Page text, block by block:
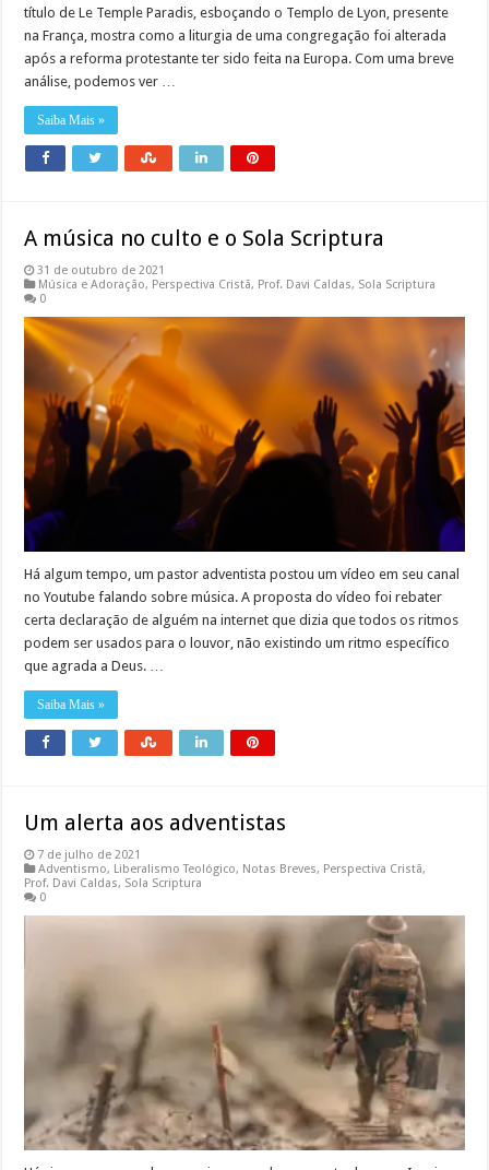
título de Le Temple Paradis, esboçando o Templo de Lyon, presente
na França, mostra como a liturgia de uma congregação foi alterada
após a reforma protestante ter sido feita na Europa. Com uma breve
análise, podemos ver …
Saiba Mais »
A música no culto e o Sola Scriptura
31 de outubro de 2021
Música e Adoração, Perspectiva Cristã, Prof. Davi Caldas, Sola Scriptura
0
Há algum tempo, um pastor adventista postou um vídeo em seu canal
no Youtube falando sobre música. A proposta do vídeo foi rebater
certa declaração de alguém na internet que dizia que todos os ritmos
podem ser usados para o louvor, não existindo um ritmo específico
que agrada a Deus. …
Saiba Mais »
Um alerta aos adventistas
7 de julho de 2021
Adventismo, Liberalismo Teológico, Notas Breves, Perspectiva Cristã,
Prof. Davi Caldas, Sola Scriptura
0